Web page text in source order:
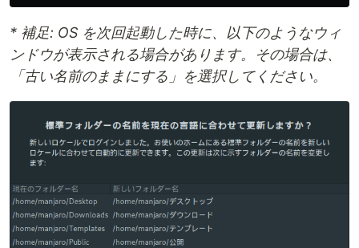
* 補足: OS を次回起動した時に、以下のようなウィ
ンドウが表示される場合があります。その場合は、
「古い名前のままにする」を選択してください。